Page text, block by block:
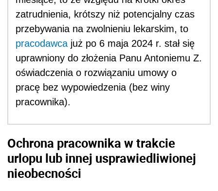
zatrudnienia, krótszy niż potencjalny czas
przebywania na zwolnieniu lekarskim, to
pracodawca już po 6 maja 2024 r. stał się
uprawniony do złożenia Panu Antoniemu Z.
oświadczenia o rozwiązaniu umowy o
pracę bez wypowiedzenia (bez winy
pracownika).
Ochrona pracownika w trakcie
urlopu lub innej usprawiedliwionej
nieobecności